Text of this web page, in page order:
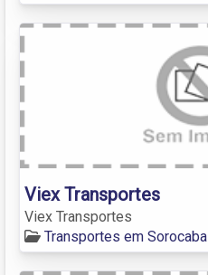
Viex Transportes
Viex Transportes
Transportes em Sorocaba